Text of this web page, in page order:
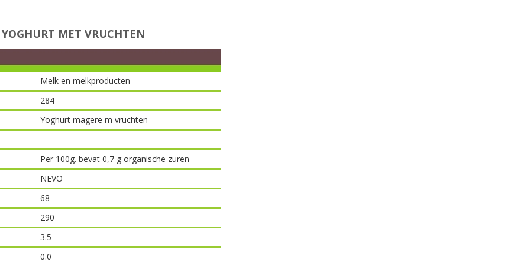
MET VRUCHTEN
Melk en melkproducten
284
Yoghurt magere m vruchten
Per 100g. bevat 0,7 g organische zuren
NEVO
68
290
3.5
0.0